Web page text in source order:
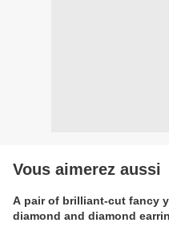
Vous aimerez aussi
A pair of brilliant-cut fancy
diamond and diamond